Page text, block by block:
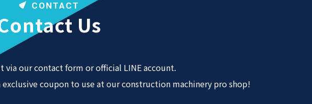
CONTACT
Us
via our contact form or official LINE account.
exclusive coupon to use at our construction machinery pro shop!